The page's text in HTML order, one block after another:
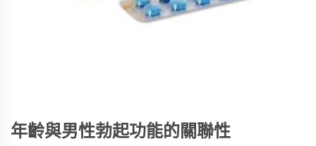
年齡與男性勃起功能的關聯性